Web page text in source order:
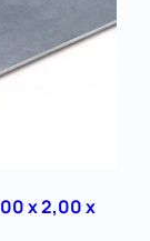
х 2,00 х